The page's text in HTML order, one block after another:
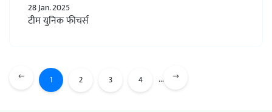
28 Jan. 2025
टीम युनिक फीचर्स
1 2 3 4 ...